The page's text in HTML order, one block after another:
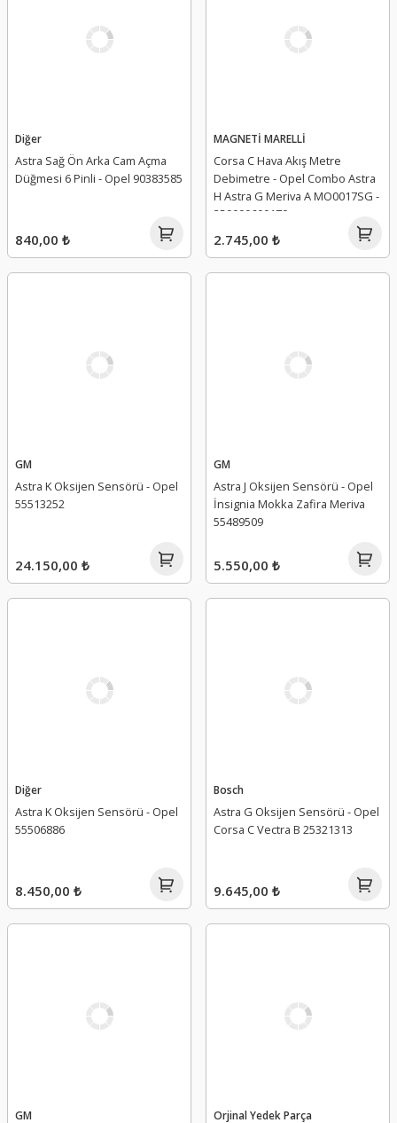
Diğer
Astra Sağ Ön Arka Cam Açma
Düğmesi 6 Pinli - Opel 90383585
840,00 ₺
MAGNETİ MARELLİ
Corsa C Hava Akış Metre
Debimetre - Opel Combo Astra
H Astra G Meriva A MO0017SG -
359000600170
2.745,00 ₺
GM
Astra K Oksijen Sensörü - Opel
55513252
24.150,00 ₺
GM
Astra J Oksijen Sensörü - Opel
İnsignia Mokka Zafira Meriva
55489509
5.550,00 ₺
Diğer
Astra K Oksijen Sensörü - Opel
55506886
8.450,00 ₺
Bosch
Astra G Oksijen Sensörü - Opel
Corsa C Vectra B 25321313
9.645,00 ₺
GM Orjinal Yedek Parça